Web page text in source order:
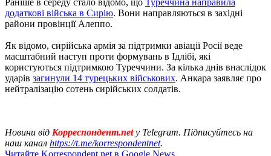
додаткові війська в Сирію. Вони направляються в західні
райони провінції Алеппо.
Як відомо, сирійська армія за підтримки авіації Росії веде
масштабний наступ проти формувань в Ідлібі, які
користуються підтримкою Туреччини. За кілька днів внаслідок
ударів загинули 14 турецьких військових. Анкара заявляє про
нейтралізацію сотень сирійських солдатів.
Новини від Корреспондент.net у Telegram. Підписуйтесь на
наш канал https://t.me/korrespondentnet.
Читайте Korrespondent.net в Google News